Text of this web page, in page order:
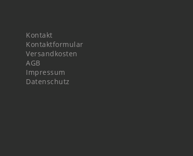
Kontakt
Kontaktformular
Versandkosten
AGB
Impressum
Datenschutz